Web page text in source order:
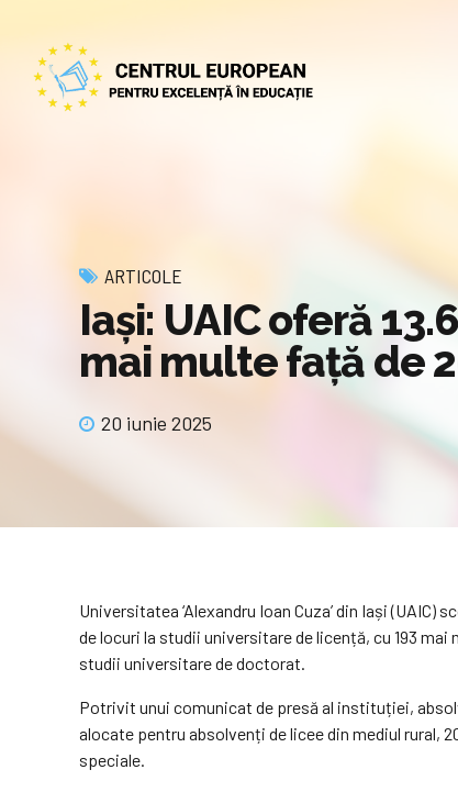
ARTICOLE
Iași: UAIC oferă
mai multe față de
20 iunie 2025
Universitatea ‘Alexandru Ioan Cuza’ din Iași
de locuri la studii universitare de licență, cu 193
studii universitare de doctorat.
Potrivit unui comunicat de presă al instituției,
alocate pentru absolvenți de licee din mediul
speciale.